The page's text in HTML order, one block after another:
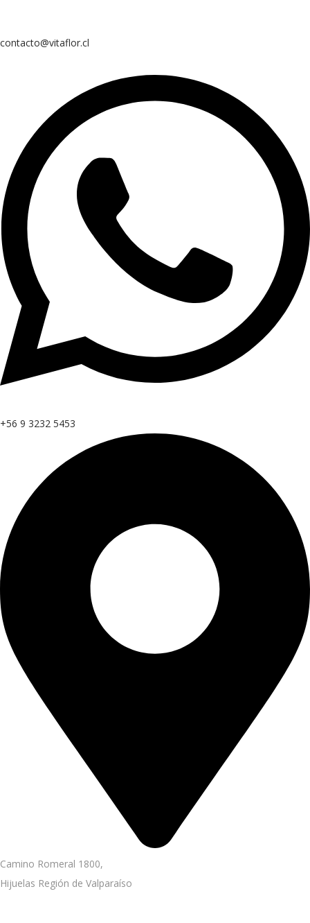
contacto@vitaflor.cl
+56 9 3232 5453
Camino Romeral 1800,
Hijuelas Región de Valparaíso